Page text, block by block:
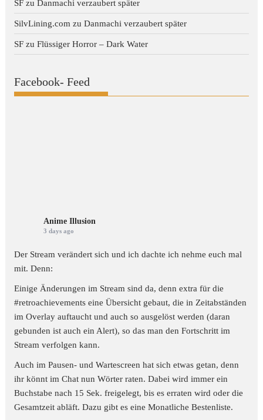
SF zuDanmachi verzaubert später
SilvLining.com zuDanmachi verzaubert später
SF zuFlüssiger Horror – Dark Water
Facebook- Feed
Anime Illusion
3 days ago
Der Stream verändert sich und ich dachte ich nehme euch mal
mit. Denn:
Einige Änderungen im Stream sind da, denn extra für die
#retroachievements eine Übersicht gebaut, die in Zeitabständen
im Overlay auftaucht und auch so ausgelöst werden (daran
gebunden ist auch ein Alert), so das man den Fortschritt im
Stream verfolgen kann.
Auch im Pausen- und Wartescreen hat sich etwas getan, denn
ihr könnt im Chat nun Wörter raten. Dabei wird immer ein
Buchstabe nach 15 Sek. freigelegt, bis es erraten wird oder die
Gesamtzeit abläft. Dazu gibt es eine Monatliche Bestenliste.